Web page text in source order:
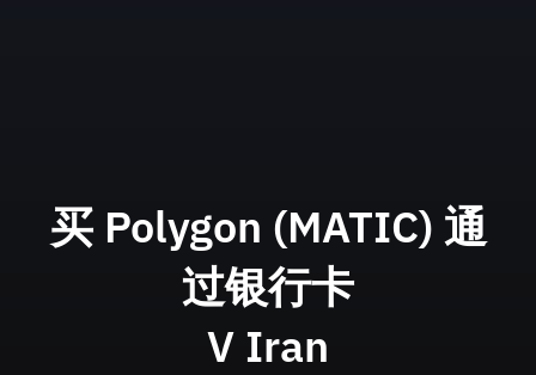
买 Polygon (MATIC) 通
过银行卡
V Iran